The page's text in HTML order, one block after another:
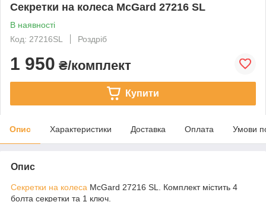
Секретки на колеса McGard 27216 SL
В наявності
Код: 27216SL
Роздріб
1 950 ₴/комплект
Купити
Опис Характеристики Доставка Оплата Умови
Опис
Секретки на колеса McGard 27216 SL. Комплект містить 4
болта секретки та 1 ключ.